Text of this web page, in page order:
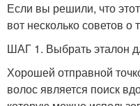
Если вы решили, что
вот несколько советов о
ШАГ 1. Выбрать эталон
Хорошей отправной
волос является поиск